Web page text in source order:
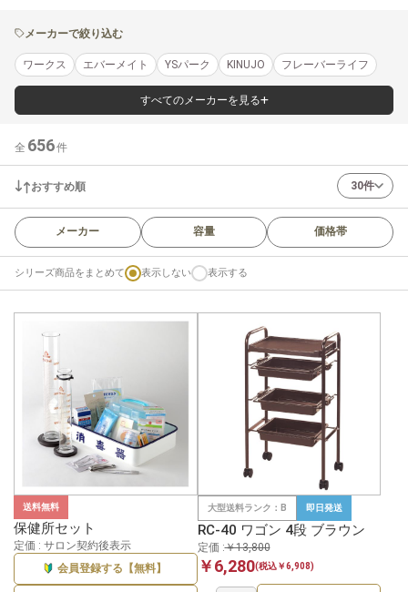
メーカーで絞り込む
ワークス エバーメイト YSパーク KINUJO フレーバーライフ
すべてのメーカーを見る
全 656件
おすすめ順
メーカー 容量 価格帯
30件
シリーズ商品をまとめて 表示しない 表示する
送料無料
保健所セット
定価 : サロン契約後表示
会員登録する【無料】
大型送料ランク：B 即日発送
RC-40 ワゴン 4段 ブラウン
定価 :￥13,800
￥6,280(税込￥6,908)